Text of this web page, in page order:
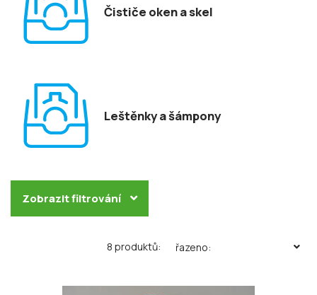
Čističe oken a skel
Leštěnky a šámpony
Zobrazit filtrování
8 produktů: řazeno: